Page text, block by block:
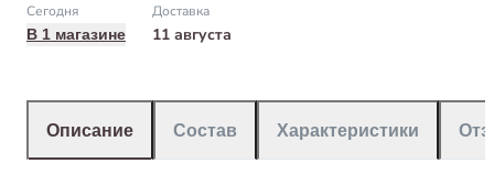
Сегодня
В 1 магазине
Доставка
11 августа
Описание Состав Характеристики